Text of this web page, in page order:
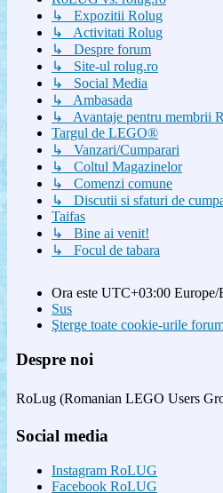
↳ Expozitii Rolug
↳ Activitati Rolug
↳ Despre forum
↳ Site-ul rolug.ro
↳ Social Media
↳ Ambasada
↳ Avantaje pentru membrii
Targul de LEGO®
↳ Vanzari/Cumparari
↳ Coltul Magazinelor
↳ Comenzi comune
↳ Discutii si sfaturi de
Taifas
↳ Bine ai venit!
↳ Focul de tabara
Ora este UTC+03:00 Europe/
Sus
Şterge toate cookie-urile
Despre noi
RoLug (Romanian LEGO Users
Social media
Instagram RoLUG
Facebook RoLUG